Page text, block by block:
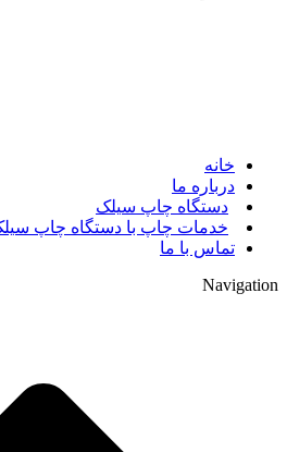
خانه
درباره ما
دستگاه چاپ سیلک
خدمات چاپ با دستگاه چاپ
تماس با ما
Navigation